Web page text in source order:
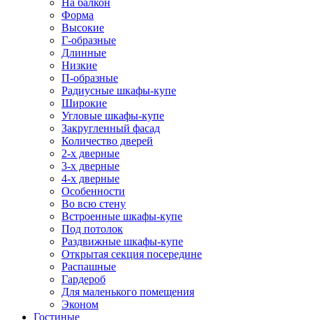
На балкон
Форма
Высокие
Г-образные
Длинные
Низкие
П-образные
Радиусные шкафы-купе
Широкие
Угловые шкафы-купе
Закругленный фасад
Количество дверей
2-х дверные
3-х дверные
4-х дверные
Особенности
Во всю стену
Встроенные шкафы-купе
Под потолок
Раздвижные шкафы-купе
Открытая секция посередине
Распашные
Гардероб
Для маленького помещения
Эконом
Гостиные